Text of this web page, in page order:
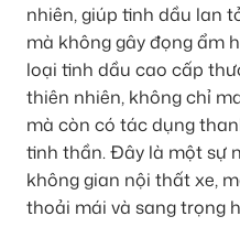
nhiên, giúp tinh dầu lan
mà không gây đọng ẩm
loại tinh dầu cao cấp
thiên nhiên, không chỉ
mà còn có tác dụng
tinh thần. Đây là một sự
không gian nội thất xe,
thoải mái và sang trọng